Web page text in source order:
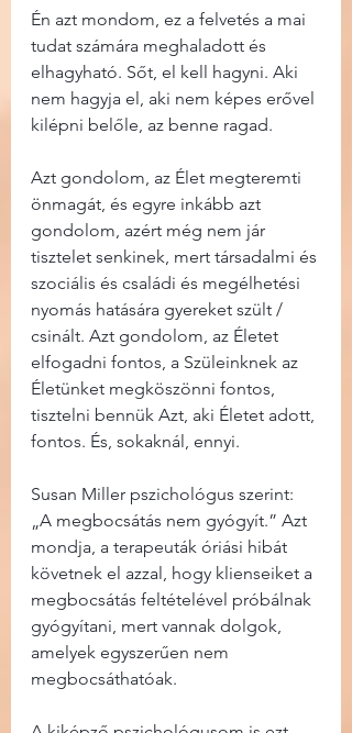
Én azt mondom, ez a felvetés a mai
tudat számára meghaladott és
elhagyható. Sőt, el kell hagyni. Aki
nem hagyja el, aki nem képes erővel
kilépni belőle, az benne ragad.
Azt gondolom, az Élet megteremti
önmagát, és egyre inkább azt
gondolom, azért még nem jár
tisztelet senkinek, mert társadalmi és
szociális és családi és megélhetési
nyomás hatására gyereket szült /
csinált. Azt gondolom, az Életet
elfogadni fontos, a Szüleinknek az
Életünket megköszönni fontos,
tisztelni bennük Azt, aki Életet adott,
fontos. És, sokaknál, ennyi.
Susan Miller pszichológus szerint:
„A megbocsátás nem gyógyít.” Azt
mondja, a terapeuták óriási hibát
követnek el azzal, hogy klienseiket a
megbocsátás feltételével próbálnak
gyógyítani, mert vannak dolgok,
amelyek egyszerűen nem
megbocsáthatóak.